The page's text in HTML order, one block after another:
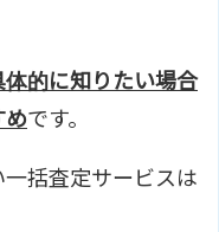
的に知りたい場合
めです。
括査定サービスは